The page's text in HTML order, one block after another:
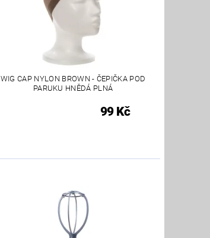
WIG CAP NYLON BROWN - ČEPIČKA POD
PARUKU HNĚDÁ PLNÁ
99 Kč